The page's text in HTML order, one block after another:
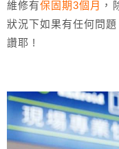
維修有保固期3個月 ，
狀況下如果有任何問
讚耶 !